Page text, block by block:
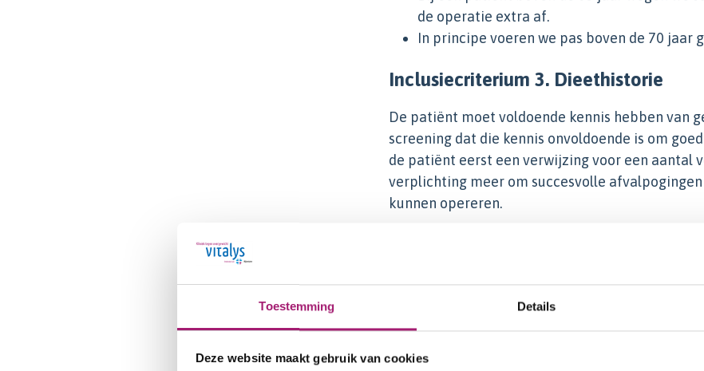
Toestemming Details
Deze website maakt gebruik van cookies
de operatie extra af.
In principe voeren we pas boven de 70
Inclusiecriterium 3. Dieethistorie
De patiënt moet voldoende kennis hebben van
screening dat die kennis onvoldoende is om
de patiënt eerst een verwijzing voor een aantal
verplichting meer om succesvolle
kunnen opereren.
De patiënt moet gemotiveerd zijn om een
motivatie moet blijken uit:
b. De bereidheid om de leefstijl (het eet-